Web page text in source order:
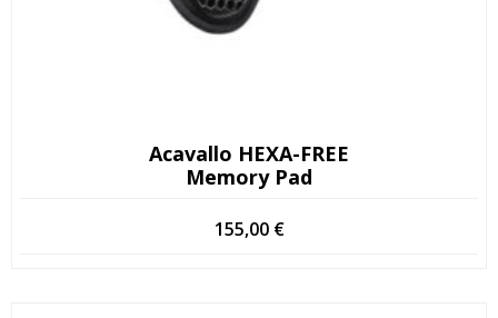
Acavallo HEXA-FREE
Memory Pad
155,00 €